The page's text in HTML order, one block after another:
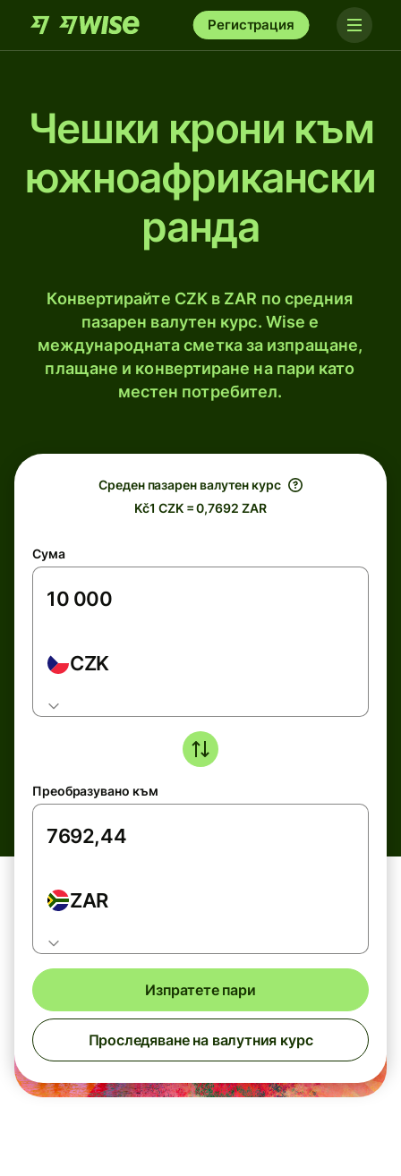
Регистрация
Чешки крони към
южноафрикански
рандa
Конвертирайте CZK в ZAR по средния
пазарен валутен курс. Wise е
международната сметка за изпращане,
плащане и конвертиране на пари като
местен потребител.
Среден пазарен валутен курс
Kč1 CZK = 0,7692 ZAR
Сума
CZK
Преобразувано към
ZAR
Изпратете пари
Проследяване на валутния курс